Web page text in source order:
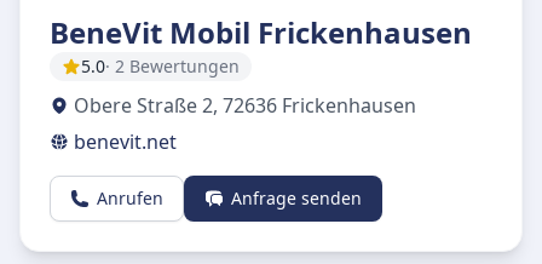
BeneVit Mobil Frickenhausen
5.0· 2 Bewertungen
Obere Straße 2, 72636 Frickenhausen
benevit.net
Anrufen Anfrage senden